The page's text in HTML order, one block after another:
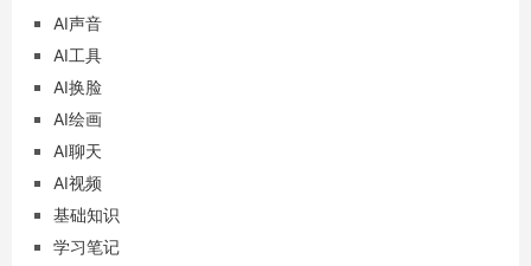
AI声音
AI工具
AI换脸
AI绘画
AI聊天
AI视频
基础知识
学习笔记